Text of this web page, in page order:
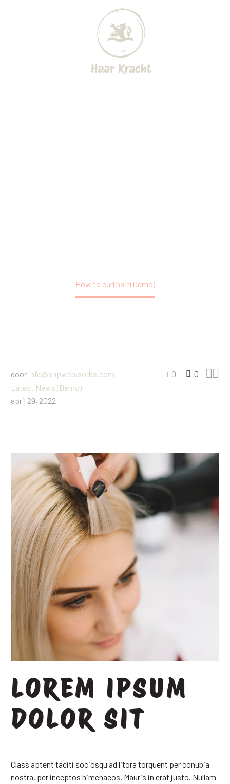
How to curl hair (Demo)
0 0 
door info@snpwebworks.com
Latest News (Demo)
april 29, 2022
LOREM IPSUM
DOLOR SIT
Class aptent taciti sociosqu ad litora torquent per conubia
nostra, per inceptos himenaeos. Mauris in erat justo. Nullam